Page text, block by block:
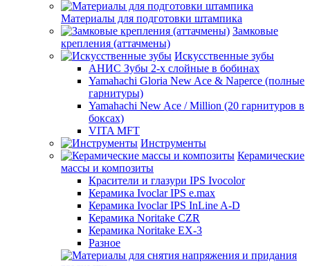
Материалы для подготовки штампика
Замковые
крепления (аттачмены)
Искусственные зубы
АНИС Зубы 2-х слойные в бобинах
Yamahachi Gloria New Ace & Naperce (полные
гарнитуры)
Yamahachi New Ace / Million (20 гарнитуров в
боксах)
VITA MFT
Инструменты
Керамические
массы и композиты
Красители и глазури IPS Ivocolor
Керамика Ivoclar IPS e.max
Керамика Ivoclar IPS InLine A-D
Керамика Noritake CZR
Керамика Noritake EX-3
Разное